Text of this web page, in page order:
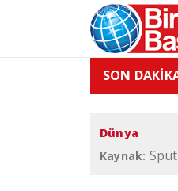
SON
Dünya
Kaynak: